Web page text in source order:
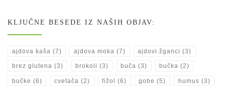
KLJUČNE BESEDE IZ NAŠIH OBJAV:
ajdova kaša (7) ajdova moka (7) ajdovi žganci (3)
brez glutena (3) brokoli (3) buča (3) bučka (2)
bučke (6) cvetača (2) fižol (6) gobe (5) humus (3)